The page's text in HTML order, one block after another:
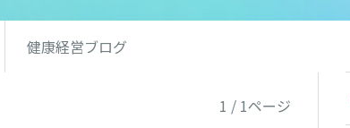
健康経営ブログ
1 / 1ページ